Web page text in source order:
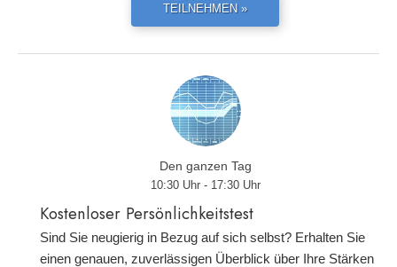
TEILNEHMEN »
Den ganzen Tag
10:30 Uhr - 17:30 Uhr
Kostenloser Persönlichkeitstest
Sind Sie neugierig in Bezug auf sich selbst? Erhalten Sie
einen genauen, zuverlässigen Überblick über Ihre Stärken